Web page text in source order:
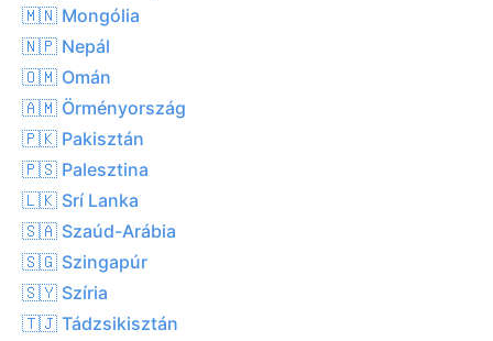
🇲🇳 Mongólia
🇳🇵 Nepál
🇴🇲 Omán
🇦🇲 Örményország
🇵🇰 Pakisztán
🇵🇸 Palesztina
🇱🇰 Srí Lanka
🇸🇦 Szaúd-Arábia
🇸🇬 Szingapúr
🇸🇾 Szíria
🇹🇯 Tádzsikisztán